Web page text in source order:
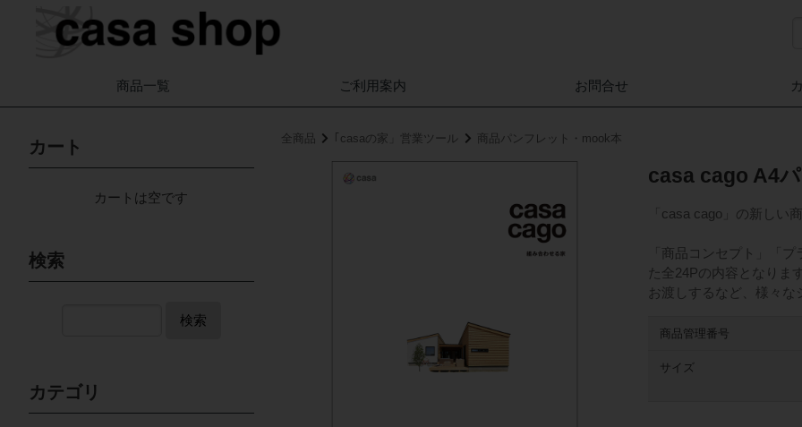
商品一覧 ご利用案内 お問合せ
全商品 ｢casaの家」営業ツール 商品パンフレット・mook本
casa cago A4
「casa cago」の新しい
「商品コンセプト」「
た全24Pの内容となりま
お渡しするなど、様々な
商品管理番号
サイズ
カート
カートは空です
検索
検索
カテゴリ